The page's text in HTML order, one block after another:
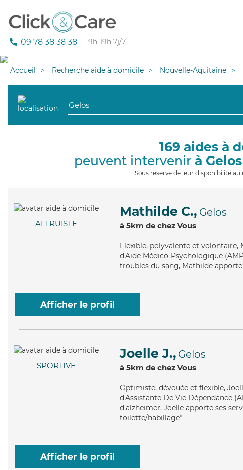
09 78 38 38 38 — 9h-19h 7j/7
Accueil Recherche aide à domicile Nouvelle-Aquitaine
169 aides à
peuvent intervenir à Gelos
Sous réserve de leur disponibilité
ALTRUISTE
Mathilde C., Gelos
à 5km de chez Vous
Flexible, polyvalente et volontaire,
d'Aide Médico-Psychologique
troubles du sang, Mathilde
Afficher le profil
SPORTIVE
Joelle J., Gelos
à 5km de chez Vous
Optimiste, dévouée et flexible,
d'Assistante De Vie Dépendance
d'alzheimer, Joelle apporte ses
toilette/habillage*
Afficher le profil